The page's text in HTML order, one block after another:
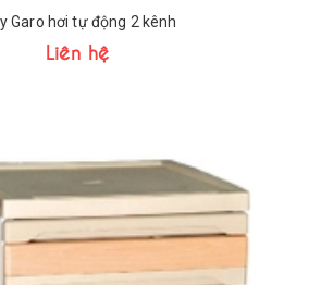
Garo hơi tự động 2 kênh
Liên hệ